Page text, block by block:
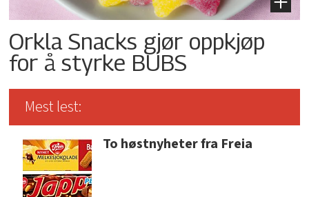
Orkla Snacks gjør oppkjøp
for å styrke BUBS
Mest lest:
To høstnyheter fra Freia